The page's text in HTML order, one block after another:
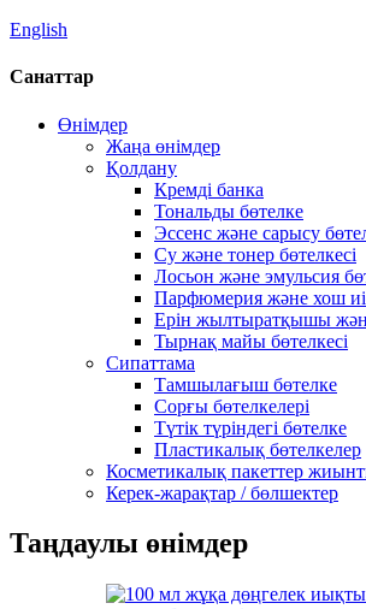
English
Санаттар
Өнімдер
Жаңа өнімдер
Қолдану
Кремді банка
Тональды бөтелке
Эссенс және сарысу
Су және тонер бөтелкесі
Лосьон және эмульсия
Парфюмерия және хош
Ерін жылтыратқышы және
Тырнақ майы бөтелкесі
Сипаттама
Тамшылағыш бөтелке
Сорғы бөтелкелері
Түтік түріндегі бөтелке
Пластикалық бөтелкелер
Косметикалық пакеттер
Керек-жарақтар / бөлшектер
Таңдаулы өнімдер